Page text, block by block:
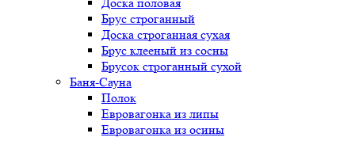
Брус строганный
Доска строганная сухая
Брус клееный из сосны
Брусок строганный сухой
Баня-Сауна
Полок
Евровагонка из липы
Евровагонка из осины